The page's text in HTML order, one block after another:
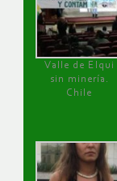
Valle de Elqui
sin minería.
Chile